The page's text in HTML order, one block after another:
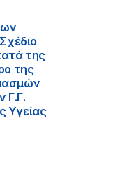
της
της
Γ.Γ.
Υγείας